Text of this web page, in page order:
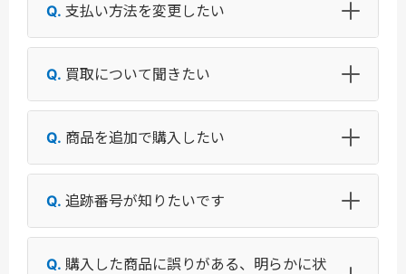
支払い方法を変更したい
買取について聞きたい
商品を追加で購入したい
追跡番号が知りたいです
購入した商品に誤りがある、明らかに状